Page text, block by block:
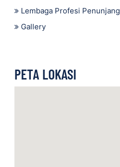
Lembaga Profesi Penunjang
Gallery
PETA LOKASI